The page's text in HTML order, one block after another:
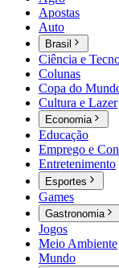
Apostas
Auto
Brasil
Ciência e
Colunas
Copa do
Cultura e Lazer
Economia
Educação
Emprego e
Entretenimento
Esportes
Games
Gastronomia
Jogos
Meio Ambiente
Mundo